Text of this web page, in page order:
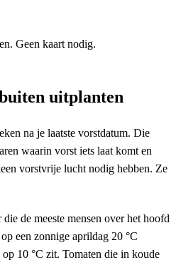
Geen kaart nodig.
uitplanten
na je laatste vorstdatum. Die
waarin vorst iets laat komt en
vorstvrije lucht nodig hebben. Ze
de meeste mensen over het hoofd
een zonnige aprildag 20 °C
10 °C zit. Tomaten die in koude